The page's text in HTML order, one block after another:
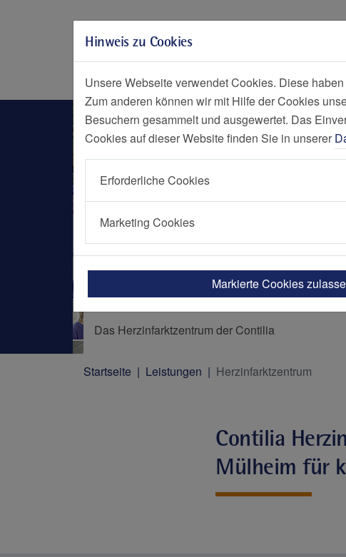
Zum Seitenende springen
Menü Social Media
Herzinfarktzentrum
Arteriosklerose?
Wir können Ihnen helfen!
Das Herzinfarktzentrum der Contilia
Startseite Leistungen Herzinfarktzentrum
Contilia
Mülheim für
Hinweis zu Cookies
Unsere Webseite verwendet Cookies. Diese
Zum anderen können wir mit Hilfe der Cookies
Besuchern gesammelt und ausgewertet. Das
Cookies auf dieser Website finden Sie in unserer
Erforderliche Cookies
Marketing Cookies
Markierte Cookies